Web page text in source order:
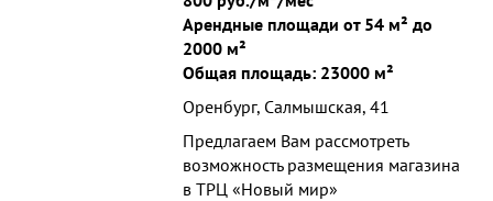
Арендные площади от 54 м² до
2000 м²
Общая площадь: 23000 м²
Оренбург, Салмышская, 41
Предлагаем Вам рассмотреть
возможность размещения магазина
в ТРЦ «Новый мир»